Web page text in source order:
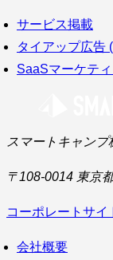
サービス掲載
タイアップ広告
SaaSマーケテ
スマートキャンプ
〒108-0014 東京
コーポレートサイ
会社概要